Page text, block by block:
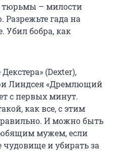
тюрьмы – милости
Разрежьте гада на
Убил бобра, как
(Dexter),
Линдсея «Дремлющий
с первых минут.
как все, с этим
И можно быть
мужем, если
и убирать за